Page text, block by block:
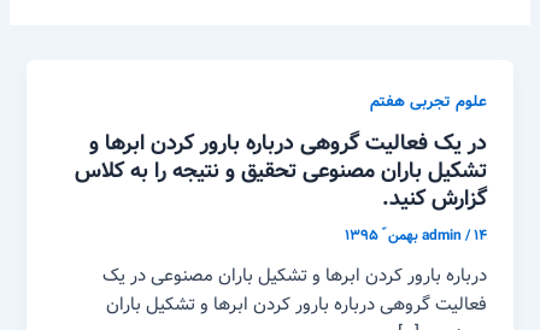
علوم تجربی هفتم
در یک فعالیت گروهی درباره بارور کردن ابرها و
تشکیل باران مصنوعی تحقیق و نتیجه را به کلاس
گزارش کنید.
admin/۱۴ بهمن ّ ۱۳۹۵
درباره بارور کردن ابرها و تشکیل باران مصنوعی در یک
فعالیت گروهی درباره بارور کردن ابرها و تشکیل باران